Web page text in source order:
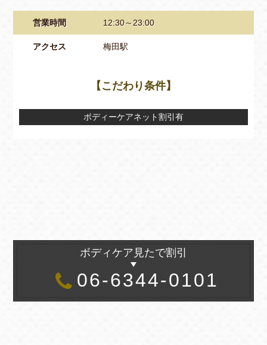
営業時間 12:30～23:00
アクセス 梅田駅
【こだわり条件】
ボディーケアネット割引有
ボディケア見たで割引
06-6344-0101